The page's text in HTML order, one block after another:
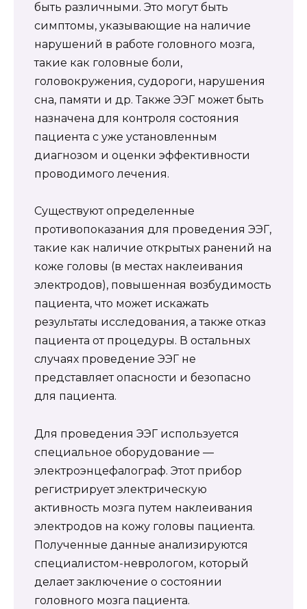
быть различными. Это могут быть
симптомы, указывающие на наличие
нарушений в работе головного мозга,
такие как головные боли,
головокружения, судороги, нарушения
сна, памяти и др. Также ЭЭГ может быть
назначена для контроля состояния
пациента с уже установленным
диагнозом и оценки эффективности
проводимого лечения.
Существуют определенные
противопоказания для проведения ЭЭГ,
такие как наличие открытых ранений на
коже головы (в местах наклеивания
электродов), повышенная возбудимость
пациента, что может искажать
результаты исследования, а также отказ
пациента от процедуры. В остальных
случаях проведение ЭЭГ не
представляет опасности и безопасно
для пациента.
Для проведения ЭЭГ используется
специальное оборудование —
электроэнцефалограф. Этот прибор
регистрирует электрическую
активность мозга путем наклеивания
электродов на кожу головы пациента.
Полученные данные анализируются
специалистом-неврологом, который
делает заключение о состоянии
головного мозга пациента.